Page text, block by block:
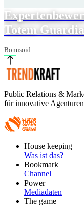
Totem
Bonusoid
Public Relations &
für innovative
FooterHouse keeping
Was ist das?
Bookmark
Channel
Power
Mediadaten
The game